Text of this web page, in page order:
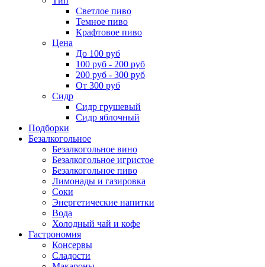
Светлое пиво
Темное пиво
Крафтовое пиво
Цена
До 100 руб
100 руб - 200 руб
200 руб - 300 руб
От 300 руб
Сидр
Сидр грушевый
Сидр яблочный
Подборки
Безалкогольное
Безалкогольное вино
Безалкогольное игристое
Безалкогольное пиво
Лимонады и газировка
Соки
Энергетические напитки
Вода
Холодный чай и кофе
Гастрономия
Консервы
Сладости